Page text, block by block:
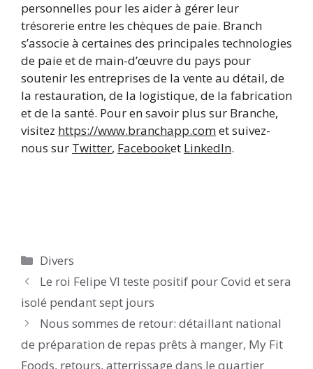
personnelles pour les aider à gérer leur
trésorerie entre les chèques de paie. Branch
s’associe à certaines des principales technologies
de paie et de main-d’œuvre du pays pour
soutenir les entreprises de la vente au détail, de
la restauration, de la logistique, de la fabrication
et de la santé. Pour en savoir plus sur Branche,
visitez https://www.branchapp.comet suivez-
nous sur Twitter, Facebooket LinkedIn.
Catégories
Divers
Le roi Felipe VI teste positif pour Covid et sera
isolé pendant sept jours
Nous sommes de retour: détaillant national
de préparation de repas prêts à manger, My Fit
Foods, retours, atterrissage dans le quartier